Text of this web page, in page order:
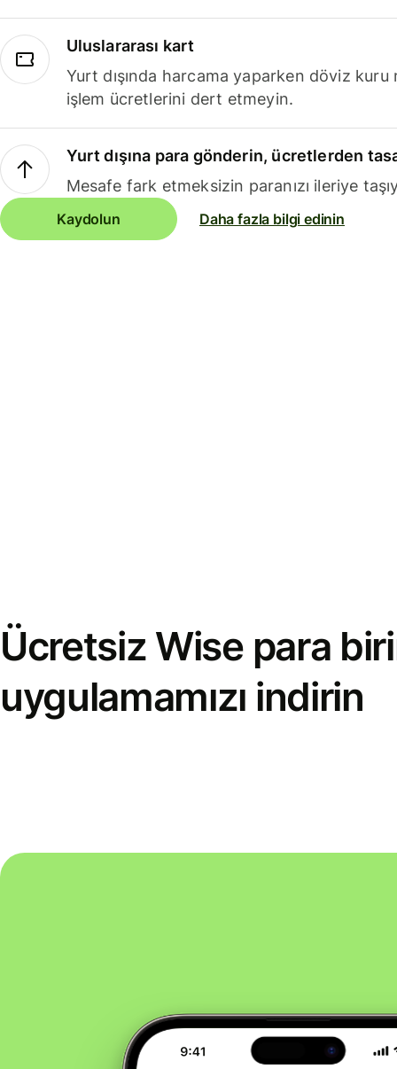
Uluslararası kart
Yurt dışında harcama yaparken döviz kuru
işlem ücretlerini dert etmeyin.
Yurt dışına para gönderin, ücretlerden
Mesafe fark etmeksizin paranızı ileriye
Kaydolun Daha fazla bilgi edinin
Ücretsiz Wise para
uygulamamızı indirin